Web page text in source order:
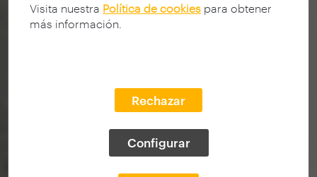
Visita nuestra Política de cookies para obtener
más información.
Rechazar
Configurar